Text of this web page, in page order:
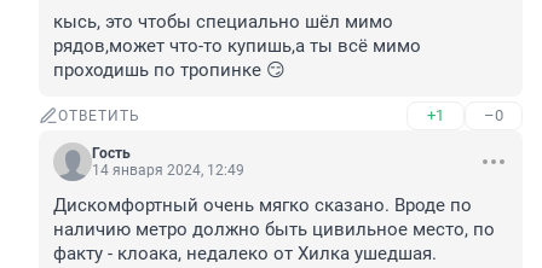
кысь, это чтобы специально шёл мимо
рядов,может что-то купишь,а ты всё мимо
проходишь по тропинке 😏
ОТВЕТИТЬ +1 –0
Гость
14 января 2024, 12:49
Дискомфортный очень мягко сказано. Вроде по
наличию метро должно быть цивильное место, по
факту - клоака, недалеко от Хилка ушедшая.